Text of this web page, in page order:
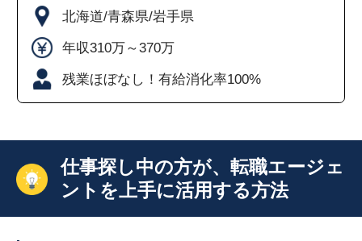
北海道/青森県/岩手県
年収310万～370万
残業ほぼなし！有給消化率100%
仕事探し中の方が、転職エージェ
ントを上手に活用する方法